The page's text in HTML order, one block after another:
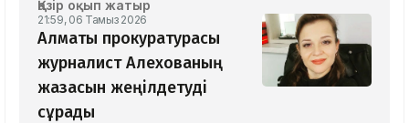
Қазір оқып жатыр
21:59, 06 Тамыз 2026
Алматы прокуратурасы
журналист Алехованың
жазасын жеңілдетуді
сұрады